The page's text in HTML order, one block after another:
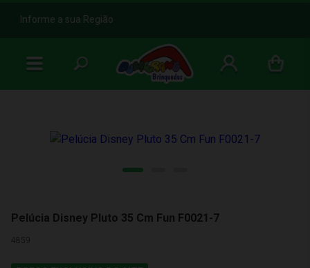
b
Informe a sua Região
Pelúcia Disney Pluto 35 Cm Fun F0021-7
4859